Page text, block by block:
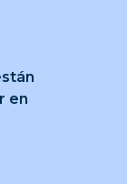
en